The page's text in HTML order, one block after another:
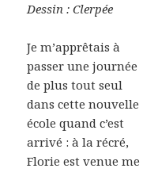
Dessin : Clerpée
Je m’apprêtais à
passer une journée
de plus tout seul
dans cette nouvelle
école quand c’est
arrivé : à la récré,
Florie est venue me